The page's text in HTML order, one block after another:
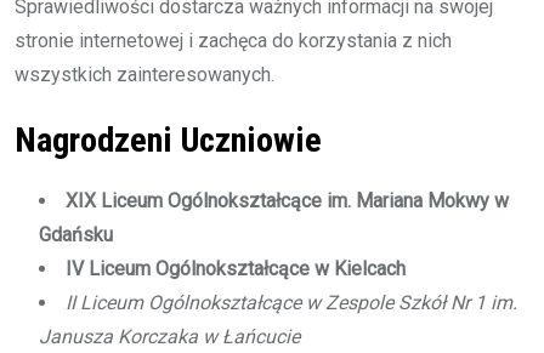
Sprawiedliwości dostarcza ważnych informacji na swojej
stronie internetowej i zachęca do korzystania z nich
wszystkich zainteresowanych.
Nagrodzeni Uczniowie
XIX Liceum Ogólnokształcące im. Mariana Mokwy w
Gdańsku
IV Liceum Ogólnokształcące w Kielcach
II Liceum Ogólnokształcące w Zespole Szkół Nr 1 im.
Janusza Korczaka w Łańcucie